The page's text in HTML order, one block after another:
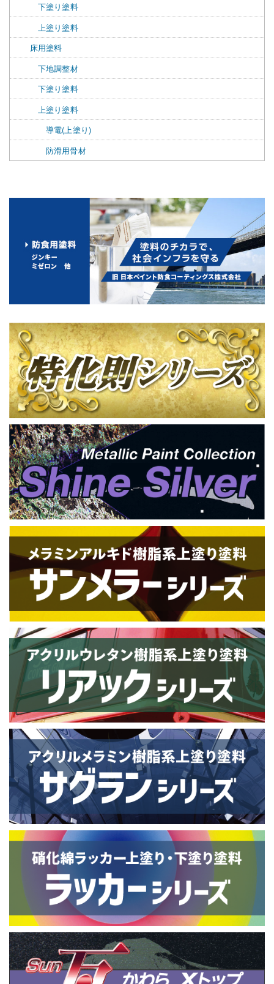
下塗り塗料
上塗り塗料
床用塗料
下地調整材
下塗り塗料
上塗り塗料
導電(上塗り)
防滑用骨材